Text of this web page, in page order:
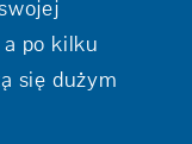
po kilku
się dużym